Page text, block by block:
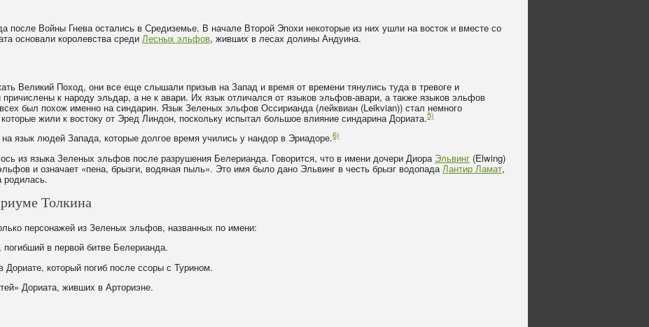
Войны Гнева остались в Средиземье. В начале Второй Эпохи некоторые из них ушли на восток и вместе со
основали королевства среди Лесных эльфов, живших в лесах долины Андуина.
Великий Поход, они все еще слышали призыв на Запад и время от времени тянулись туда в тревоге и
причислены к народу эльдар, а не к авари. Их язык отличался от языков эльфов-авари, а также языков эльфов
был похож именно на синдарин. Язык Зеленых эльфов Оссирианда (лейквиан (Leikvian)) стал немного
жили к востоку от Эред Линдон, поскольку испытал большое влияние синдарина Дориата.5)
язык людей Запада, которые долгое время учились у нандор в Эриадоре.6)
из языка Зеленых эльфов после разрушения Белерианда. Говорится, что в имени дочери Диора Эльвинг (Elwing)
и означает «пена, брызги, водяная пыль». Это имя было дано Эльвинг в честь брызг водопада Лантир Ламат,
родилась.
Толкина
персонажей из Зеленых эльфов, названных по имени:
в первой битве Белерианда.
Дориате, который погиб после ссоры с Турином.
Дориата, живших в Арториэне.